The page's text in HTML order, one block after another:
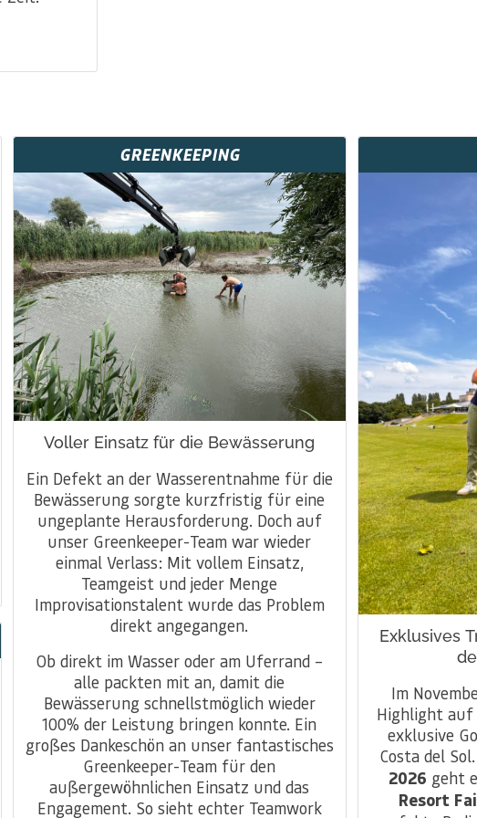
GREENKEEPING
Voller Einsatz für die Bewässerung
Ein Defekt an der Wasserentnahme für die
Bewässerung sorgte kurzfristig für eine
ungeplante Herausforderung. Doch auf
unser Greenkeeper-Team war wieder
einmal Verlass: Mit vollem Einsatz,
Teamgeist und jeder Menge
Improvisationstalent wurde das Problem
direkt angegangen.
Ob direkt im Wasser oder am Uferrand –
alle packten mit an, damit die
Bewässerung schnellstmöglich wieder
100% der Leistung bringen konnte. Ein
großes Dankeschön an unser fantastisches
Greenkeeper-Team für den
außergewöhnlichen Einsatz und das
Engagement. So sieht echter Teamwork
Exklusives
Im
Highlight auf
exklusive
Costa del
2026 geht
Resort